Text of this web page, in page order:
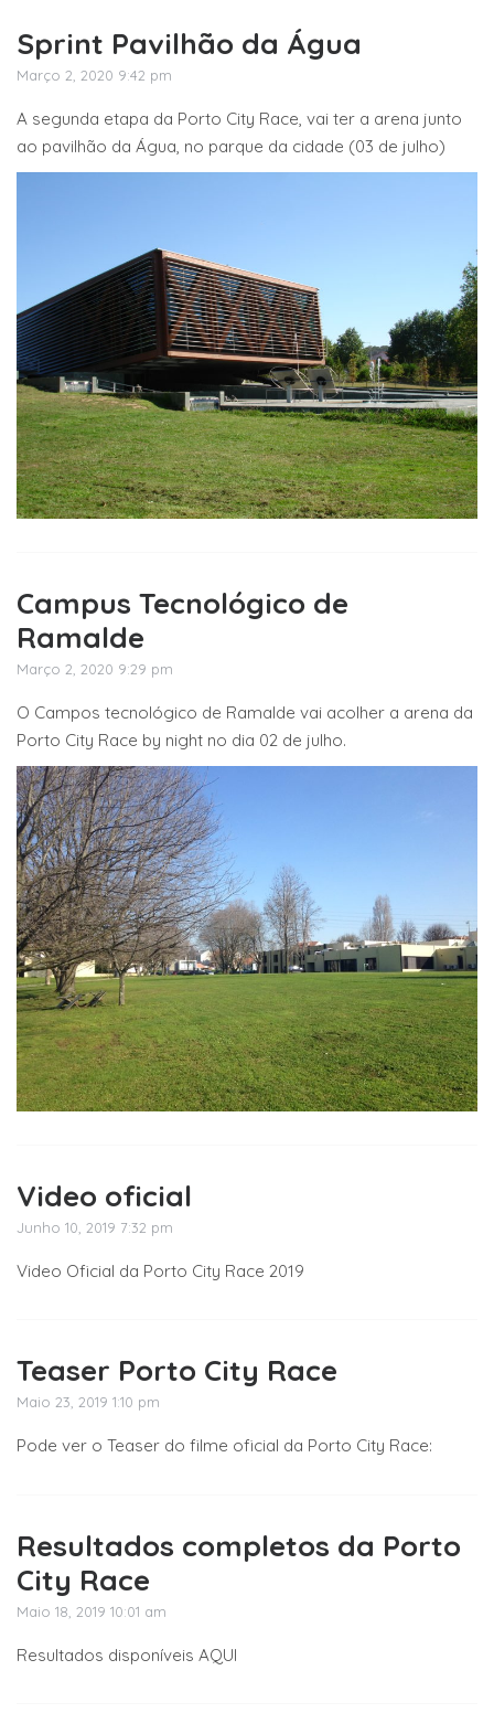
Sprint Pavilhão da Água
Março 2, 2020 9:42 pm
A segunda etapa da Porto City Race, vai ter a arena junto
ao pavilhão da Água, no parque da cidade (03 de julho)
Campus Tecnológico de
Ramalde
Março 2, 2020 9:29 pm
O Campos tecnológico de Ramalde vai acolher a arena da
Porto City Race by night no dia 02 de julho.
Video oficial
Junho 10, 2019 7:32 pm
Video Oficial da Porto City Race 2019
Teaser Porto City Race
Maio 23, 2019 1:10 pm
Pode ver o Teaser do filme oficial da Porto City Race:
Resultados completos da Porto
City Race
Maio 18, 2019 10:01 am
Resultados disponíveis AQUI